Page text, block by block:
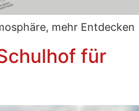
mehr Entdecken
für